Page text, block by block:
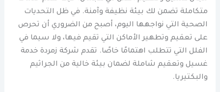
متكاملة تضمن لك بيئة نظيفة وآمنة. في ظل التحديات
الصحية التي نواجهها اليوم، أصبح من الضروري أن تحرص
على تعقيم وتطهير الأماكن التي تقيم فيها، ولا سيما في
الفلل التي تتطلب اهتمامًا خاصًا. تقدم شركة زمردة خدمة
غسيل وتعقيم شاملة لضمان بيئة خالية من الجراثيم
والبكتيريا.